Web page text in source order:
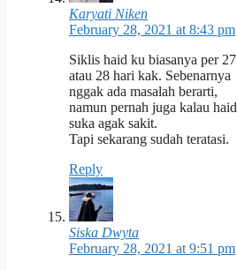
Karyati Niken
February 28, 2021 at 8:43 pm
Siklis haid ku biasanya per 27
atau 28 hari kak. Sebenarnya
nggak ada masalah berarti,
namun pernah juga kalau haid
suka agak sakit.
Tapi sekarang sudah teratasi.
Reply
Siska Dwyta
February 28, 2021 at 9:51 pm